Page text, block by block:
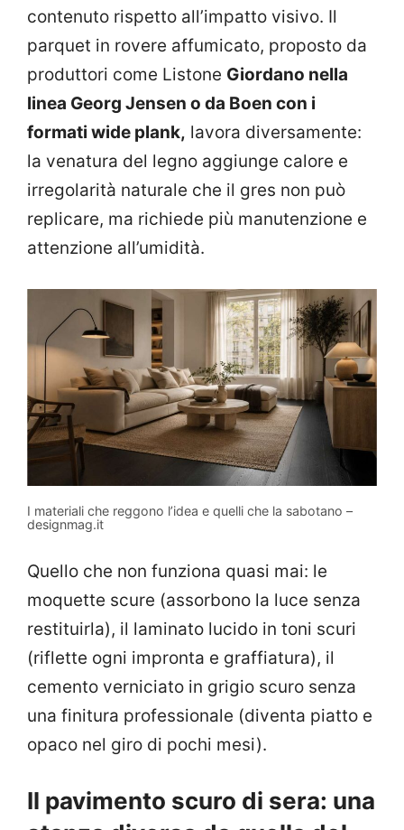
contenuto rispetto all’impatto visivo. Il
parquet in rovere affumicato, proposto da
produttori come Listone Giordano nella
linea Georg Jensen o da Boen con i
formati wide plank, lavora diversamente:
la venatura del legno aggiunge calore e
irregolarità naturale che il gres non può
replicare, ma richiede più manutenzione e
attenzione all’umidità.
I materiali che reggono l’idea e quelli che la sabotano –
designmag.it
Quello che non funziona quasi mai: le
moquette scure (assorbono la luce senza
restituirla), il laminato lucido in toni scuri
(riflette ogni impronta e graffiatura), il
cemento verniciato in grigio scuro senza
una finitura professionale (diventa piatto e
opaco nel giro di pochi mesi).
Il pavimento scuro di sera: una